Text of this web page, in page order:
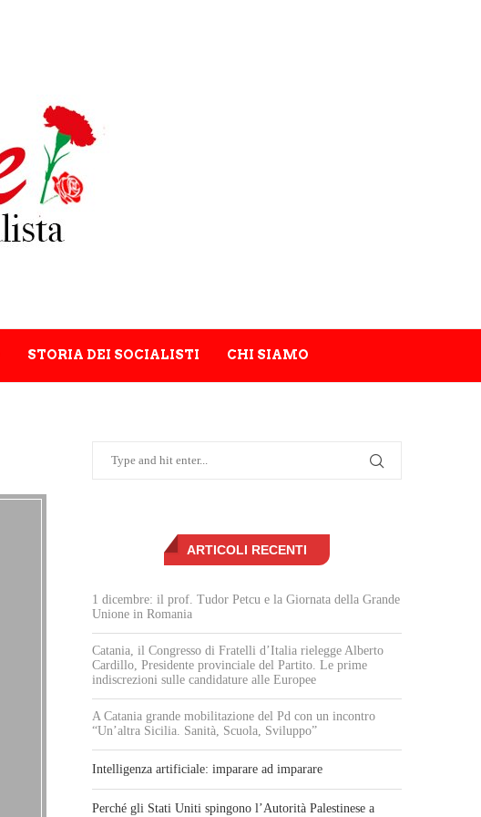
STORIA DEI SOCIALISTI CHI SIAMO
ARTICOLI RECENTI
1 dicembre: il prof. Tudor Petcu e la Giornata della Grande
Unione in Romania
Catania, il Congresso di Fratelli d’Italia rielegge Alberto
Cardillo, Presidente provinciale del Partito. Le prime
indiscrezioni sulle candidature alle Europee
A Catania grande mobilitazione del Pd con un incontro
“Un’altra Sicilia. Sanità, Scuola, Sviluppo”
Intelligenza artificiale: imparare ad imparare
Perché gli Stati Uniti spingono l’Autorità Palestinese a